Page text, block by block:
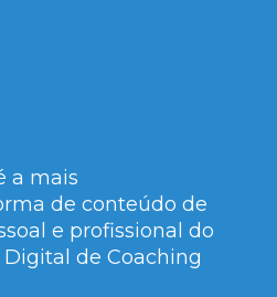
a mais
de conteúdo de
e profissional do
Digital de Coaching